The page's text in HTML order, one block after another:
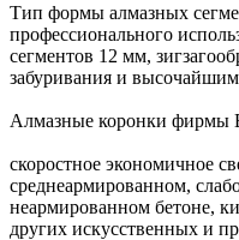
Тип формы алмазных
профессионального
сегментов 12 мм,
забуривания и высочайшим
Алмазные коронки фирмы
скоростное экономичное
среднеармированном,
неармированном бетоне,
других искусственных и